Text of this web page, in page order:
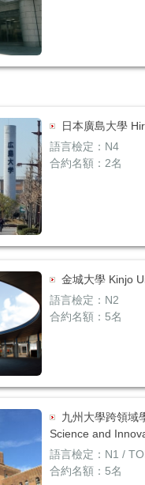
日本廣島大學
語言檢定：N4
合約名額：2名
金城大學 Kinjo
語言檢定：N2
合約名額：5名
九州大學跨領域
Science and
語言檢定：N1 /
合約名額：5名